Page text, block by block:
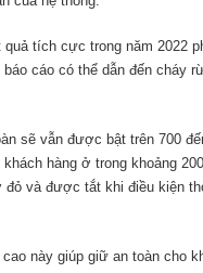
tích cực trong năm 2022
cáo có thể dẫn đến cháy
sẽ vẫn được bật trên 700
hàng ở trong khoảng
đỏ và được tắt khi điều kiện
này giúp giữ an toàn cho